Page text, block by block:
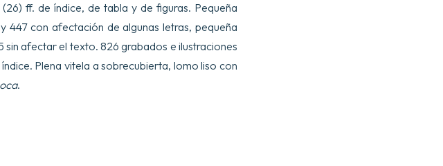
ff. de índice, de tabla y de figuras. Pequeña
447 con afectación de algunas letras, pequeña
sin afectar el texto. 826 grabados e ilustraciones
Plena vitela a sobrecubierta, lomo liso con
.